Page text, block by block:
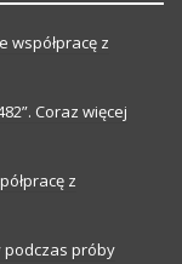
współpracę z
Coraz więcej
z
podczas próby